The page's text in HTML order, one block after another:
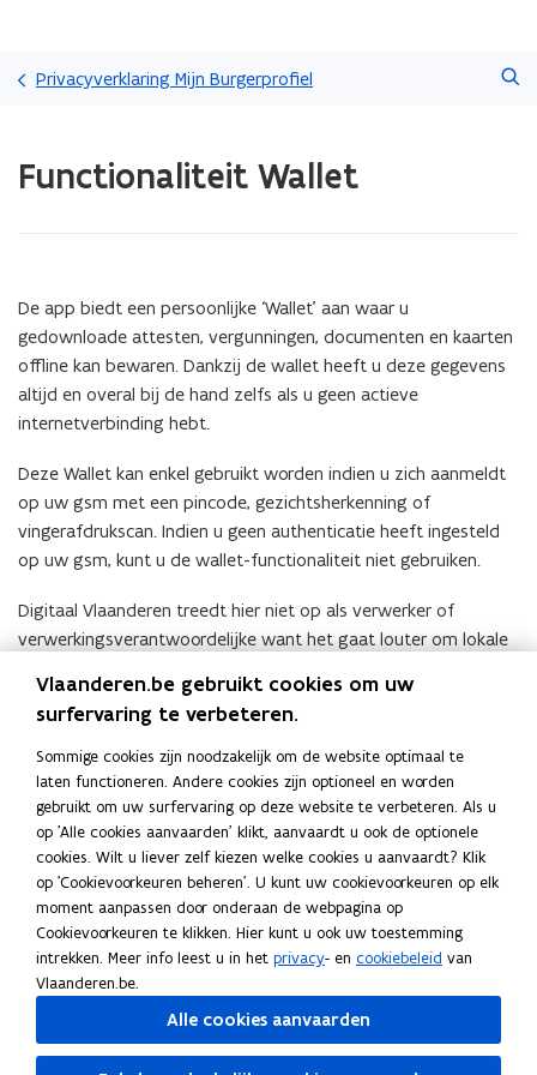
en
naar
gaan
Privacyverklaring Mijn Burgerprofiel
met
laden.
Functionaliteit
Wallet
Functionaliteit Wallet
De app biedt een persoonlijke ‘Wallet’ aan waar u
gedownloade attesten, vergunningen, documenten en kaarten
offline kan bewaren. Dankzij de wallet heeft u deze gegevens
altijd en overal bij de hand zelfs als u geen actieve
internetverbinding hebt.
Deze Wallet kan enkel gebruikt worden indien u zich aanmeldt
op uw gsm met een pincode, gezichtsherkenning of
vingerafdrukscan. Indien u geen authenticatie heeft ingesteld
op uw gsm, kunt u de wallet-functionaliteit niet gebruiken.
Digitaal Vlaanderen treedt hier niet op als verwerker of
verwerkingsverantwoordelijke want het gaat louter om lokale
De documenten staan niet in de app, maar lokaal op het
toestel waarop u het document in de wallet heeft opgeslagen.
Indien u van toestel wisselt of uw toestel niet meer
toegankelijk is (door schade of verlies) kunnen de bestanden
ook niet gerecupereerd worden.
Veelgestelde vragen
Is een (digitale) kopie van mijn eID of rijbewijs
een geldig identificatiemiddel?
Deel deze pagina
Vlaanderen.be gebruikt cookies om uw
surfervaring te verbeteren.
Sommige cookies zijn noodzakelijk om de website optimaal te
laten functioneren. Andere cookies zijn optioneel en worden
gebruikt om uw surfervaring op deze website te verbeteren. Als u
op 'Alle cookies aanvaarden' klikt, aanvaardt u ook de optionele
cookies. Wilt u liever zelf kiezen welke cookies u aanvaardt? Klik
op 'Cookievoorkeuren beheren'. U kunt uw cookievoorkeuren op elk
moment aanpassen door onderaan de webpagina op
Cookievoorkeuren te klikken. Hier kunt u ook uw toestemming
intrekken. Meer info leest u in het privacy- en cookiebeleid van
Vlaanderen.be.
Alle cookies aanvaarden